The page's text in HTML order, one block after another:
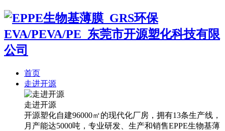
首页
走进开源
走进开源
开源塑化自建96000㎡的现代化厂房，拥有13条生产线，
月产能达5000吨，专业研发、生产和销售EPPE生物基薄